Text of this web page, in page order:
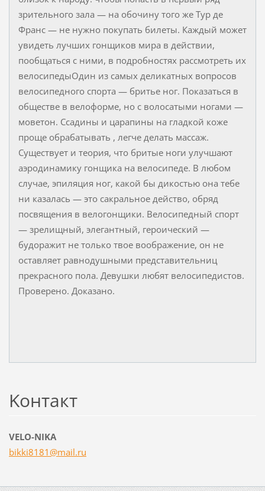
зрительного зала ― на обочину того же Тур де
Франс ― не нужно покупать билеты. Каждый может
увидеть лучших гонщиков мира в действии,
пообщаться с ними, в подробностях рассмотреть их
велосипедыОдин из самых деликатных вопросов
велосипедного спорта ― бритье ног. Показаться в
обществе в велоформе, но с волосатыми ногами ―
моветон. Ссадины и царапины на гладкой коже
проще обрабатывать , легче делать массаж.
Существует и теория, что бритые ноги улучшают
аэродинамику гонщика на велосипеде. В любом
случае, эпиляция ног, какой бы дикостью она тебе
ни казалась ― это сакральное действо, обряд
посвящения в велогонщики. Велосипедный спорт
― зрелищный, элегантный, героический ―
будоражит не только твое воображение, он не
оставляет равнодушными представительниц
прекрасного пола. Девушки любят велосипедистов.
Проверено. Доказано.
Koнтакт
VELO-NIKA
bikki8181@mail.ru